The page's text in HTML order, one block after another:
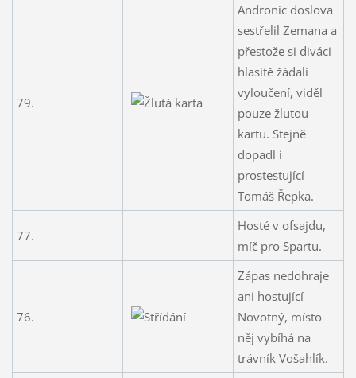
79.
Andronic doslova
sestřelil Zemana a
přestože si diváci
hlasitě žádali
vyloučení, viděl
pouze žlutou
kartu. Stejně
dopadl i
prostestující
Tomáš Řepka.
77.
Hosté v ofsajdu,
míč pro Spartu.
76.
Zápas nedohraje
ani hostující
Novotný, místo
něj vybíhá na
trávník Vošahlík.